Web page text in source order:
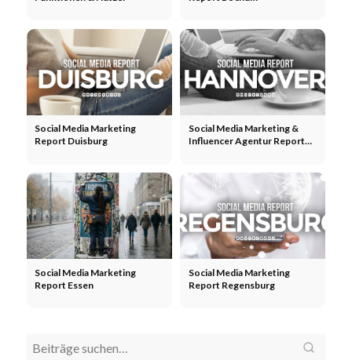
Social Media Marketing
Report Duisburg
Social Media Marketing &
Influencer Agentur Report
Social Media Marketing
Report Essen
Social Media Marketing
Report Regensburg